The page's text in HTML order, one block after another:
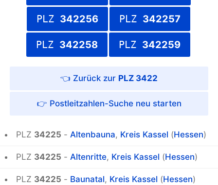
PLZ 342256 PLZ 342257
PLZ 342258 PLZ 342259
PLZ 3422
Postleitzahlen-Suche
PLZ 34225 - Altenbauna, Kreis Kassel (Hessen)
PLZ 34225 - Altenritte, Kreis Kassel (Hessen)
PLZ 34225 - Baunatal, Kreis Kassel (Hessen)